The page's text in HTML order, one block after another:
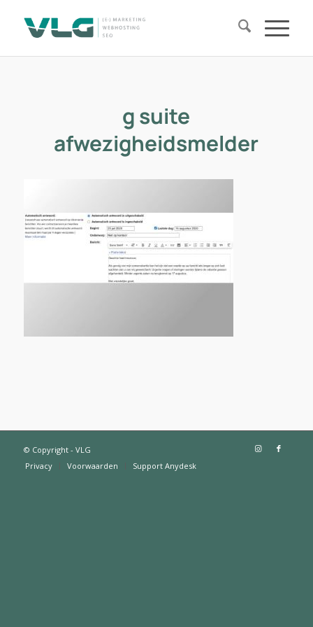
g suite
afwezigheidsmelder
© Copyright - VLG
Privacy
Voorwaarden Support Anydesk